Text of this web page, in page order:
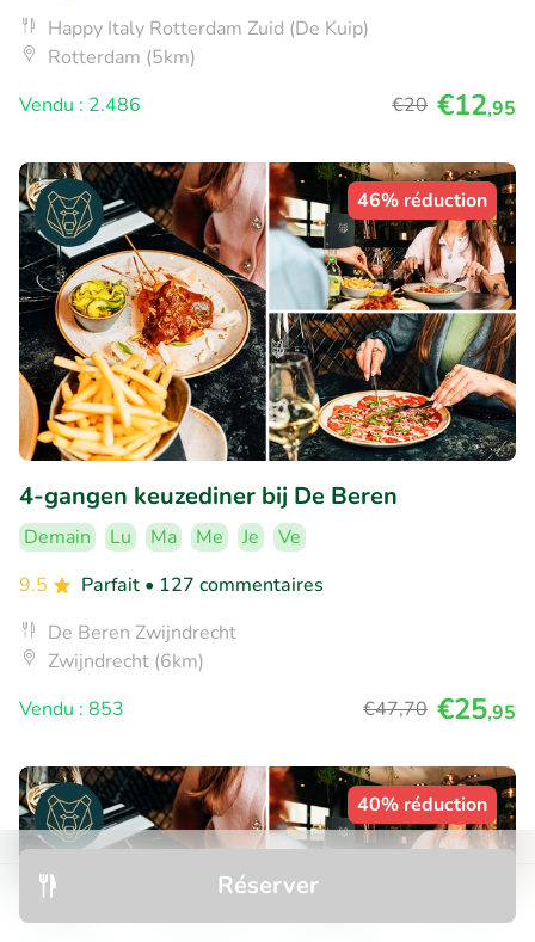
Réserver
Happy Italy Rotterdam Zuid (De Kuip)
Rotterdam (5km)
Vendu : 2.486
€20 €12,95
46% réduction
4-gangen keuzediner bij De Beren
Demain Lu Ma Me Je
Ve
9.5
Parfait • 127 commentaires
De Beren Zwijndrecht
Zwijndrecht (6km)
Vendu : 853
€47,70 €25,95
40% réduction